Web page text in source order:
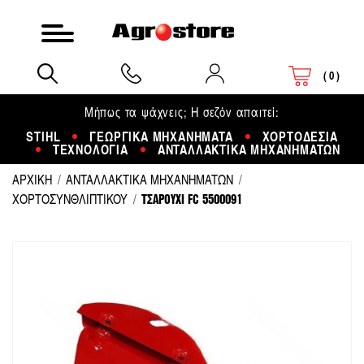
Το καλάθι μου
0
Μήπως τα ψάχνεις; Η σεζόν απαιτεί:
STIHL ΓΕΩΡΓΙΚΑ ΜΗΧΑΝΗΜΑΤΑ ΧΟΡΤΟΔΕΣΙΑ
ΤΕΧΝΟΛΟΓΙΑ ΑΝΤΑΛΛΑΚΤΙΚΑ ΜΗΧΑΝΗΜΑΤΩΝ
ΑΡΧΙΚΗ
ΑΝΤΑΛΛΑΚΤΙΚΑ ΜΗΧΑΝΗΜΑΤΩΝ
ΧΟΡΤΟΣΥΝΘΛΙΠΤΙΚΟΥ
ΤΣΑΡΟΥΧΙ FC 5500091